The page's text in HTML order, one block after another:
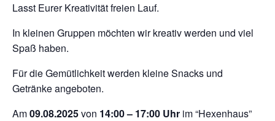
Lasst Eurer Kreativität freien Lauf.
In kleinen Gruppen möchten wir kreativ werden und viel
Spaß haben.
Für die Gemütlichkeit werden kleine Snacks und
Getränke angeboten.
Am09.08.2025von 14:00 – 17:00 Uhr im “Hexenhaus”